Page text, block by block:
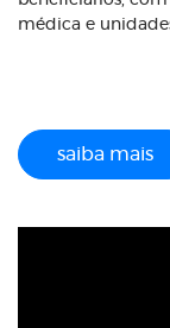
médica e
saiba mais